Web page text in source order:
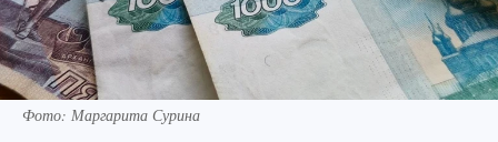
Фото: Маргарита Сурина